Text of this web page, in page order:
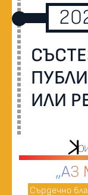
ИЛИ
„АЗ
Сърдечно